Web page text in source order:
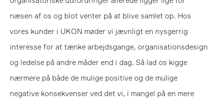
næsen af os og blot venter på at blive samlet op. Hos
vores kunder i UKON møder vi jævnligt en nysgerrig
interesse for at tænke arbejdsgange, organisationsdesign
og ledelse på andre måder end i dag. Så lad os kigge
nærmere på både de mulige positive og de mulige
negative konsekvenser ved det vi, i mangel på en mere